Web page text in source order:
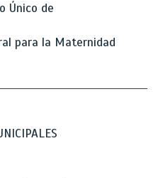
Único de
para la Maternidad